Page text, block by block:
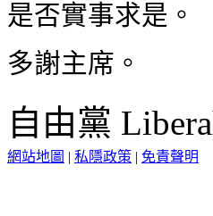
是否實事求是。
多謝主席。
自由黨
網站地圖 | 私隱政策 | 免責聲明